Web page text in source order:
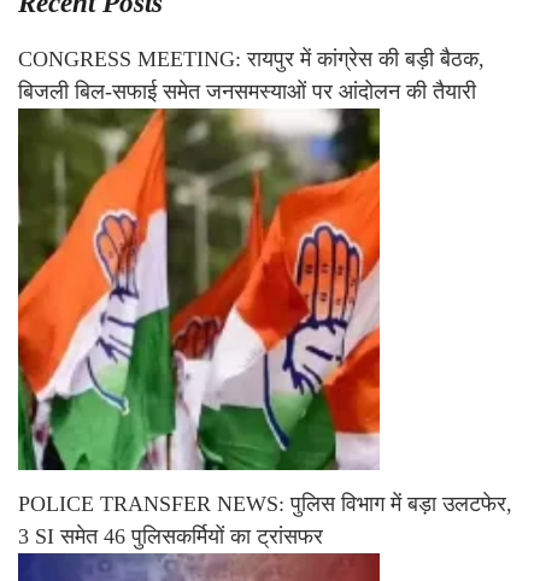
CONGRESS MEETING: रायपुर में कांग्रेस की बड़ी बैठक,
बिजली बिल-सफाई समेत जनसमस्याओं पर आंदोलन की तैयारी
POLICE TRANSFER NEWS: पुलिस विभाग में बड़ा उलटफेर,
3 SI समेत 46 पुलिसकर्मियों का ट्रांसफर